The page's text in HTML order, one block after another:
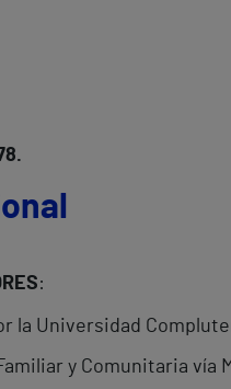
:
la Universidad
y Comunitaria vía